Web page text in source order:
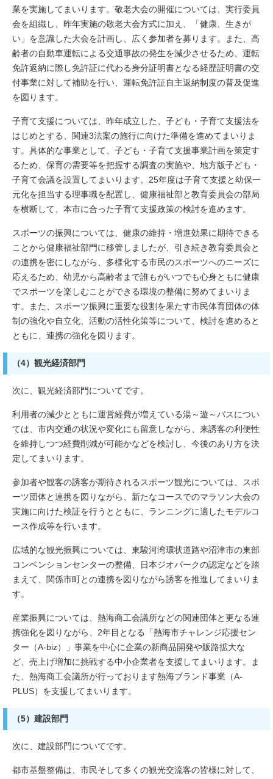
業を実施してまいります。敬老大会の開催については、実行委員
会を組織し、昨年実施の敬老大会方式に加え、「健康、生きが
い」を意識した大会を計画し、広く参加者を募ります。また、高
齢者の自動車運転による交通事故の発生を減少させるため、運転
免許返納に際し免許証に代わる身分証明書となる経歴証明書の交
付事業に対して補助を行い、運転免許証自主返納制度の普及促進
を図ります。
子育て支援については、昨年成立した、子ども・子育て支援法を
はじめとする、関連3法案の施行に向けた準備を進めてまいりま
す。具体的な事業として、子ども・子育て支援事業計画を策定す
るため、保育の需要等を把握する調査の実施や、地方版子ども・
子育て会議を設置してまいります。25年度は子育て支援と幼保一
元化を担当する理事職を配置し、健康福祉部と教育委員会の部局
を横断して、本市に合った子育て支援政策の検討を進めます。
スポーツの振興については、健康の維持・増進効果に期待できる
ことから健康福祉部門に移管しましたが、引き続き教育委員会と
の連携を密にしながら、多様化する市民のスポーツへのニーズに
応えるため、幼児から高齢者まで誰もがいつでも心身ともに健康
でスポーツを楽しむことができる環境の整備に努めてまいりま
す。また、スポーツ振興に重要な役割を果たす市民体育団体の体
制の強化や自立化、活動の活性化策等について、検討を進めると
ともに、連携の強化を図ります。
（4）観光経済部門
次に、観光経済部門についてです。
利用者の減少とともに運営経費が増えている湯～遊～バスについ
ては、市内交通の状況や変化にも留意しながら、来誘客の利便性
を維持しつつ経費削減が可能かなどを検討し、今後のあり方を決
定してまいります。
参加者や観客の誘客が期待されるスポーツ観光については、スポ
ーツ団体と連携を図りながら、新たなコースでのマラソン大会の
実施に向けた検証を行うとともに、ランニングに適したモデルコ
ース作成等を行います。
広域的な観光振興については、東駿河湾環状道路や沼津市の東部
コンベンションセンターの整備、日本ジオパークの認定などを踏
まえて、関係市町との連携を図りながら誘客を推進してまいりま
す。
産業振興については、熱海商工会議所などの関連団体と更なる連
携強化を図りながら、2年目となる「熱海市チャレンジ応援セン
ター（A-biz）」事業を中心に企業の新商品開発や販路拡大な
ど、売上げ増加に挑戦する中小企業者を支援してまいります。ま
た、熱海商工会議所が行っております熱海ブランド事業（A-
PLUS）を支援してまいります。
（5）建設部門
次に、建設部門についてです。
都市基盤整備は、市民そして多くの観光交流客の皆様に対して、